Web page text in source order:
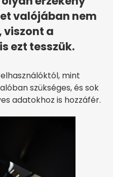
valójában nem
viszont a
ezt tesszük.
mint
szükséges, és sok
adatokhoz is hozzáfér.